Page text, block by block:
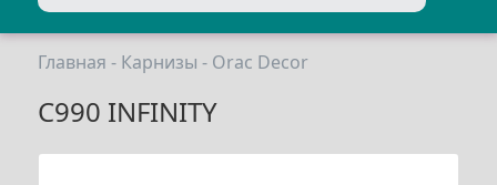
Главная - Карнизы - Orac Decor
C990 INFINITY